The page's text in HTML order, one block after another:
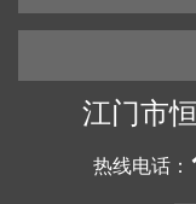
江门市
热线电话：